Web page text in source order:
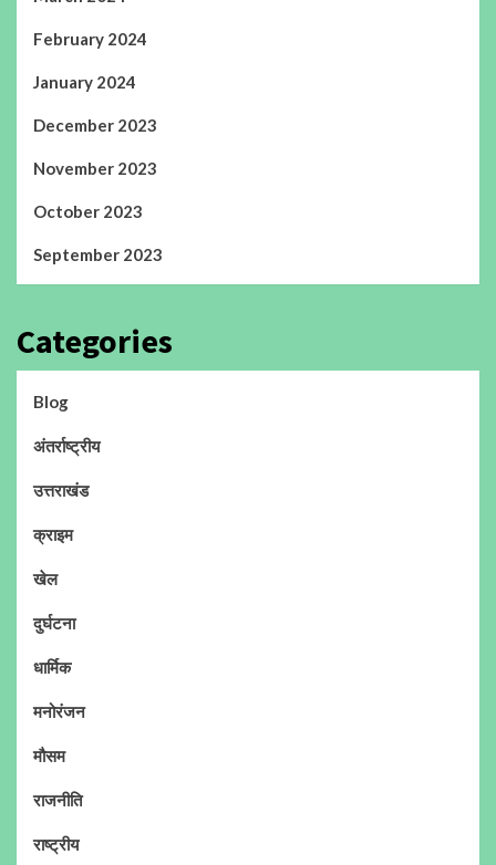
February 2024
January 2024
December 2023
November 2023
October 2023
September 2023
Categories
Blog
अंतर्राष्ट्रीय
उत्तराखंड
क्राइम
खेल
दुर्घटना
धार्मिक
मनोरंजन
मौसम
राजनीति
राष्ट्रीय